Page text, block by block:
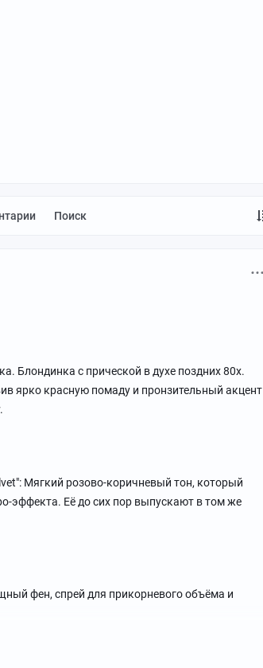
Поиск
Блондинка с прической в духе поздних 80х.
ярко красную помаду и пронзительный акцент
Мягкий розово-коричневый тон, который
эффекта. Её до сих пор выпускают в том же
фен, спрей для прикорневого объёма и